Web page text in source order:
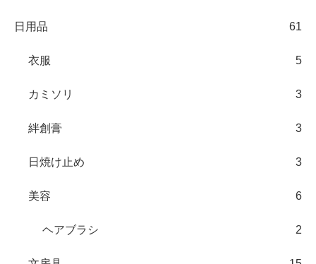
日用品 61
衣服 5
カミソリ 3
絆創膏 3
日焼け止め 3
美容 6
ヘアブラシ 2